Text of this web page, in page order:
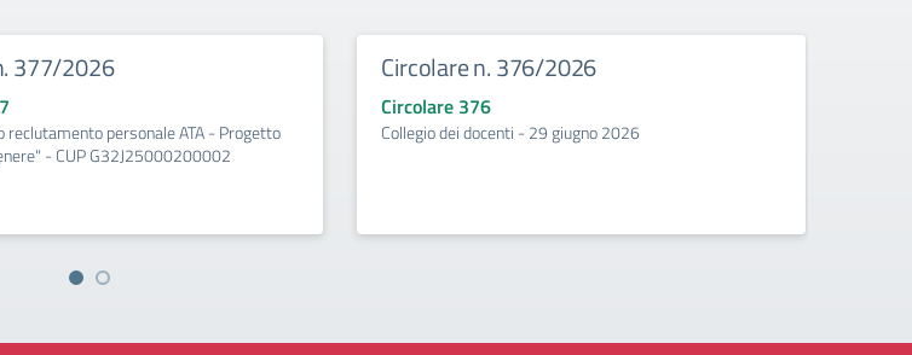
377/2026
reclutamento personale ATA - Progetto
- CUP G32J25000200002
Circolare n. 376/2026
Circolare 376
Collegio dei docenti - 29 giugno 2026